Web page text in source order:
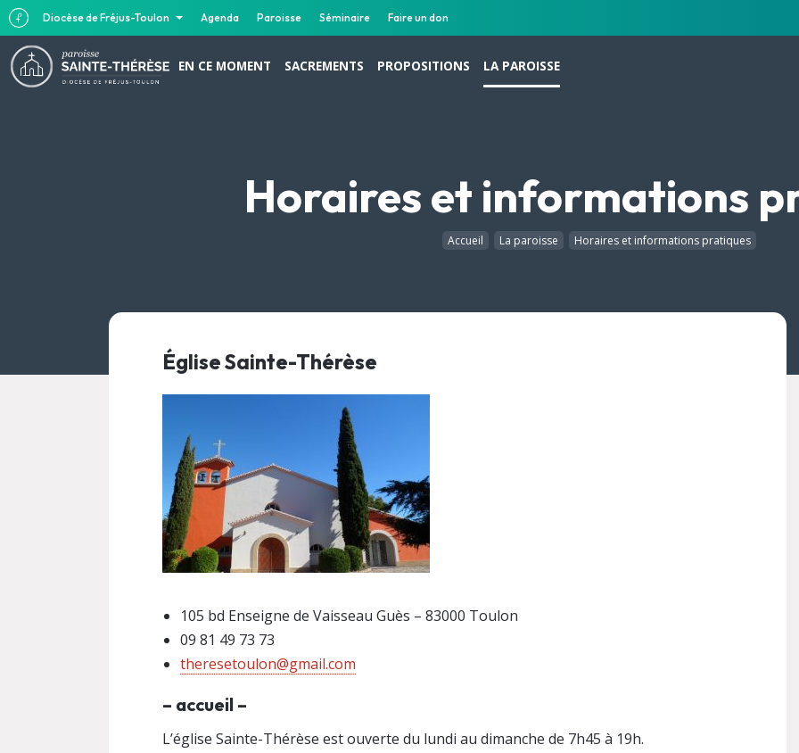
Diocèse de Fréjus-Toulon Agenda Paroisse Séminaire Faire un don
EN CE MOMENT SACREMENTS PROPOSITIONS LA PAROISSE
Horaires et informations
Accueil La paroisse Horaires et informations pratiques
Église Sainte-Thérèse
105 bd Enseigne de Vaisseau Guès – 83000 Toulon
09 81 49 73 73
theresetoulon@gmail.com
– accueil –
L’église Sainte-Thérèse est ouverte du lundi au dimanche de 7h45 à 19h.